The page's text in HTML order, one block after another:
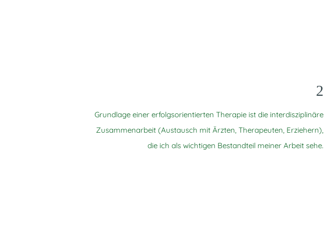
2
Grundlage einer erfolgsorientierten Therapie ist die interdisziplinäre
Zusammenarbeit (Austausch mit Ärzten, Therapeuten, Erziehern),
die ich als wichtigen Bestandteil meiner Arbeit sehe.